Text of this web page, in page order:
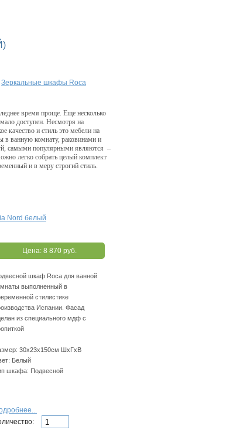
Зеркальные шкафы Roca
время проще. Еще несколько
доступен. Несмотря на
качество и стиль это мебели на
в ванную комнату, раковинами и
самыми популярными являются –
легко собрать целый комплект
и в меру строгий стиль.
Nord белый
Цена: 8 870 руб.
шкаф Roca для ванной
выполненный в
стилистике
Испании. Фасад
из специального мдф с
30х23х150см ШхГхВ
Белый
шкафа: Подвесной